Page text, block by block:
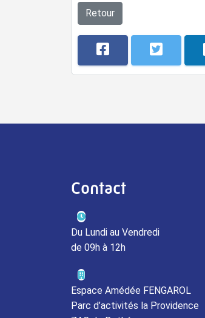
Retour
Contact
Du Lundi au Vendredi
de 09h à 12h
Espace Amédée FENGAROL
Parc d’activités la Providence